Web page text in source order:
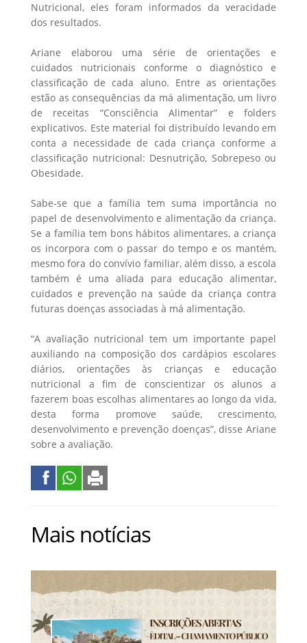
Nutricional, eles foram informados da veracidade
dos resultados.
Ariane elaborou uma série de orientações e
cuidados nutricionais conforme o diagnóstico e
classificação de cada aluno. Entre as orientações
estão as consequências da má alimentação, um livro
de receitas “Consciência Alimentar” e folders
explicativos. Este material foi distribuído levando em
conta a necessidade de cada criança conforme a
classificação nutricional: Desnutrição, Sobrepeso ou
Obesidade.
Sabe-se que a família tem suma importância no
papel de desenvolvimento e alimentação da criança.
Se a família tem bons hábitos alimentares, a criança
os incorpora com o passar do tempo e os mantém,
mesmo fora do convívio familiar, além disso, a escola
também é uma aliada para educação alimentar,
cuidados e prevenção na saúde da criança contra
futuras doenças associadas à má alimentação.
“A avaliação nutricional tem um importante papel
auxiliando na composição dos cardápios escolares
diários, orientações às crianças e educação
nutricional a fim de conscientizar os alunos a
fazerem boas escolhas alimentares ao longo da vida,
desta forma promove saúde, crescimento,
desenvolvimento e prevenção doenças”, disse Ariane
sobre a avaliação.
Mais notícias